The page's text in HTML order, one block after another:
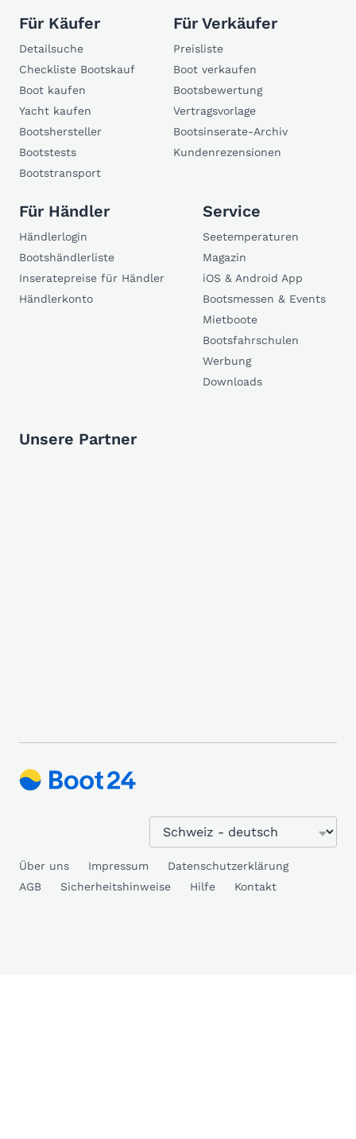
Für Käufer
Detailsuche
Checkliste Bootskauf
Boot kaufen
Yacht kaufen
Bootshersteller
Bootstests
Bootstransport
Für Verkäufer
Preisliste
Boot verkaufen
Bootsbewertung
Vertragsvorlage
Bootsinserate-Archiv
Kundenrezensionen
Für Händler
Händlerlogin
Bootshändlerliste
Inseratepreise für Händler
Händlerkonto
Service
Seetemperaturen
Magazin
iOS & Android App
Bootsmessen & Events
Mietboote
Bootsfahrschulen
Werbung
Downloads
Unsere Partner
Über uns Impressum
Datenschutzerklärung
AGB
Sicherheitshinweise Hilfe Kontakt